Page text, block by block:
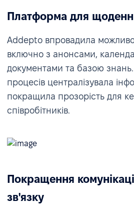
Платформа для
Addepto впровадила
включно з анонсами,
документами та базою
процесів централізувала
покращила прозорість для
співробітників.
Покращення
зв'язку